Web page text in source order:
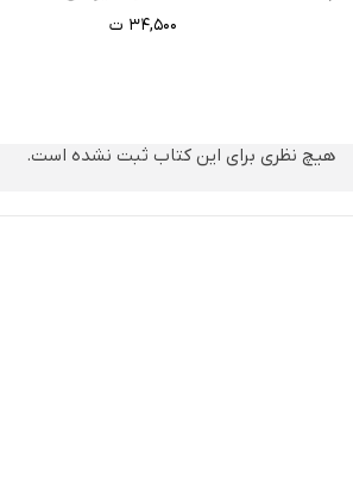
۳۴,۵۰۰ ت
هیچ نظری برای این کتاب ثبت نشده است.